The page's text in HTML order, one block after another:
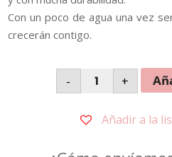
Con un poco de agua una vez
crecerán contigo.
-
Centro
Plantas
Naturales
Asturias
cantidad
+
Añadir a la